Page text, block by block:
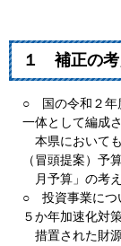
１ 補正の考
○ 国の令和２年
一体として編成
本県において
（冒頭提案）予
月予算」の考え
○ 投資事業につ
５か年加速化対
措置された財源